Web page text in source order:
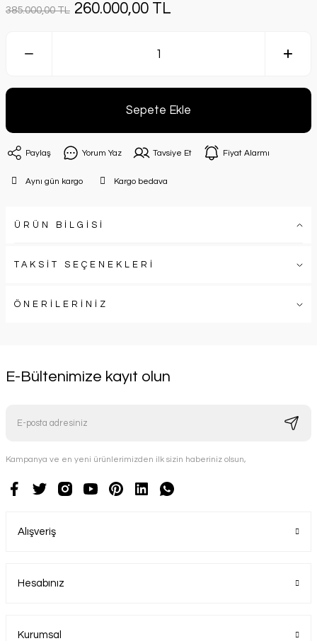
385.000,00 TL 260.000,00 TL
Sepete Ekle
Paylaş Yorum Yaz Tavsiye Et Fiyat Alarmı
Aynı gün kargo Kargo bedava
ÜRÜN BİLGİSİ
TAKSİT SEÇENEKLERİ
ÖNERİLERİNİZ
E-Bültenimize kayıt olun
Kampanya ve en yeni ürünlerimizden ilk sizin haberiniz olsun,
Alışveriş
Hesabınız
Kurumsal